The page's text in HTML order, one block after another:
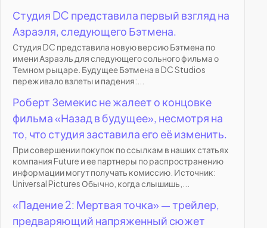
Студия DC представила первый взгляд на
Азраэля, следующего Бэтмена.
Студия DC представила новую версию Бэтмена по
имени Азраэль для следующего сольного фильма о
Темном рыцаре. Будущее Бэтмена в DC Studios
переживало взлеты и падения:...
Роберт Земекис не жалеет о концовке
фильма «Назад в будущее», несмотря на
то, что студия заставила его её изменить.
При совершении покупок по ссылкам в наших статьях
компания Future и ее партнеры по распространению
информации могут получать комиссию. Источник:
Universal Pictures Обычно, когда слышишь,...
«Падение 2: Мертвая точка» — трейлер,
предваряющий напряженный сюжет